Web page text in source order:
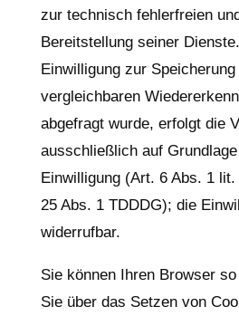
zur technisch fehlerfreien
Bereitstellung seiner
Einwilligung zur
vergleichbaren
abgefragt wurde, erfolgt die
ausschließlich auf
Einwilligung (Art. 6 Abs. 1
25 Abs. 1 TDDDG); die
widerrufbar.
Sie können Ihren Browser
Sie über das Setzen von